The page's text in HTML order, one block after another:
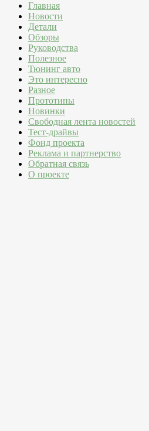
Главная
Новости
Детали
Обзоры
Руководства
Полезное
Тюнинг авто
Это интересно
Разное
Прототипы
Новинки
Свободная лента новостей
Тест-драйвы
Фонд проекта
Реклама и партнерство
Обратная связь
О проекте